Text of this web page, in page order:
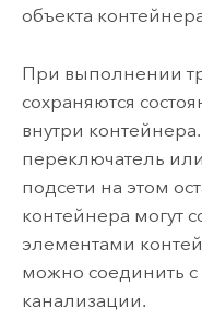
объекта
При выполнении
сохраняются
внутри
переключатель
подсети на этом
контейнера могут
элементами
можно соединить
канализации.